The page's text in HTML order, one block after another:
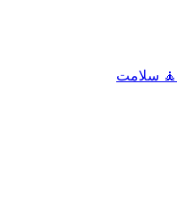
🧘 سلامت